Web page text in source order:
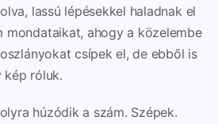
lassú lépésekkel haladnak el
mondataikat, ahogy a közelembe
csípek el, de ebből is
kép róluk.
húzódik a szám. Szépek.